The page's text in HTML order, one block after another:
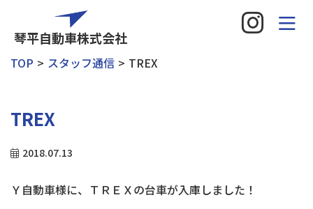
琴平自動車株式会社
TOP スタッフ通信 TREX
TREX
2018.07.13
Ｙ自動車様に、ＴＲＥＸの台車が入庫しました！